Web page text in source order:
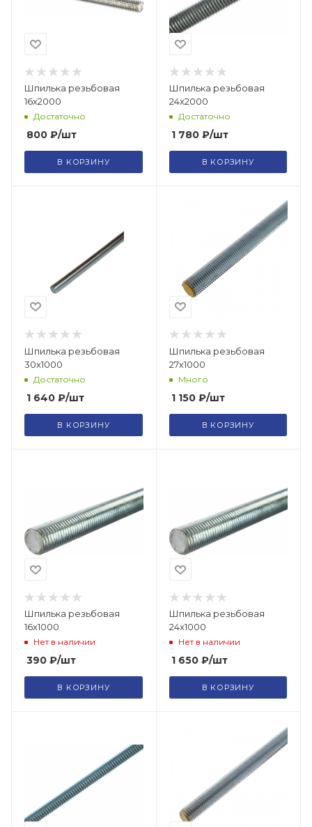
Шпилька резьбовая
16х2000
Достаточно
800 ₽/шт
В КОРЗИНУ
Шпилька резьбовая
24х2000
Достаточно
1 780₽/шт
В КОРЗИНУ
Шпилька резьбовая
30х1000
Достаточно
1 640 ₽/шт
В КОРЗИНУ
Шпилька резьбовая
27х1000
Много
1 150₽/шт
В КОРЗИНУ
Шпилька резьбовая
16х1000
Нет в наличии
390 ₽/шт
В КОРЗИНУ
Шпилька резьбовая
24х1000
Нет в наличии
1 650₽/шт
В КОРЗИНУ